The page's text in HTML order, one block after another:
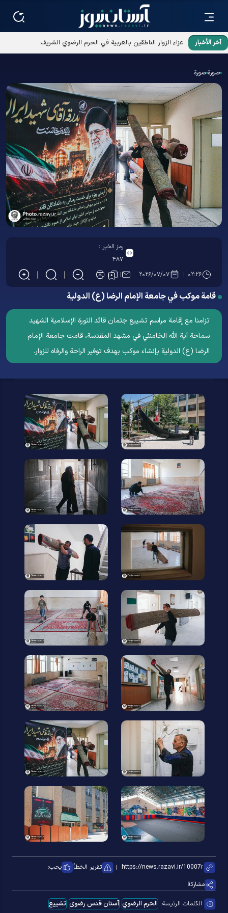
آخر الأخبار عزاء الزوار الناطقين بالعربية في الحرم الرضوي الشریف
صورة صورة
رمز الخبر :
۴۸۷
۰۲:۲۶
۲۰۲۶/۰۷/۰۷
قامة موكب في جامعة الإمام الرضا (ع) الدولية
تزامنا مع إقامة مراسم تشييع جثمان قائد الثورة الإسلامية الشهيد
سماحة آية الله الخامنئي في مشهد المقدسة، قامت جامعة الإمام
الرضا (ع) الدولية بإنشاء موكب بهدف توفير الراحة والرفاه للزوار.
تقرير الخطأ
يحب:
مشاركة
الكلمات الرئيسة: الحرم الرضوي آستان قدس رضوی تشییع